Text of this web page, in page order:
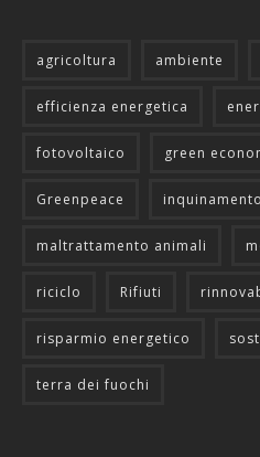
agricoltura ambiente
efficienza energetica
fotovoltaico green
Greenpeace inquinamento
maltrattamento animali
riciclo Rifiuti
risparmio energetico
terra dei fuochi